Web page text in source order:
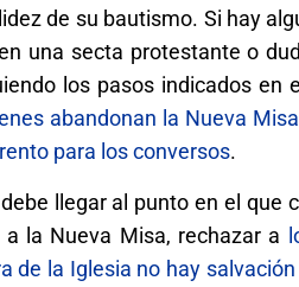
de su bautismo. Si hay
una secta protestante o
los pasos indicados en
abandonan la Nueva
para los conversos.
llegar al punto en el que
la Nueva Misa, rechazar a
de la Iglesia no hay salvación